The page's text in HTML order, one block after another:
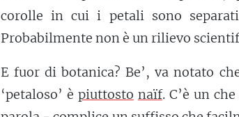
corolle in cui i petali sono
Probabilmente non è un rilievo
E fuor di botanica? Be’, va notato
‘petaloso’ è piuttosto naïf. C’è un